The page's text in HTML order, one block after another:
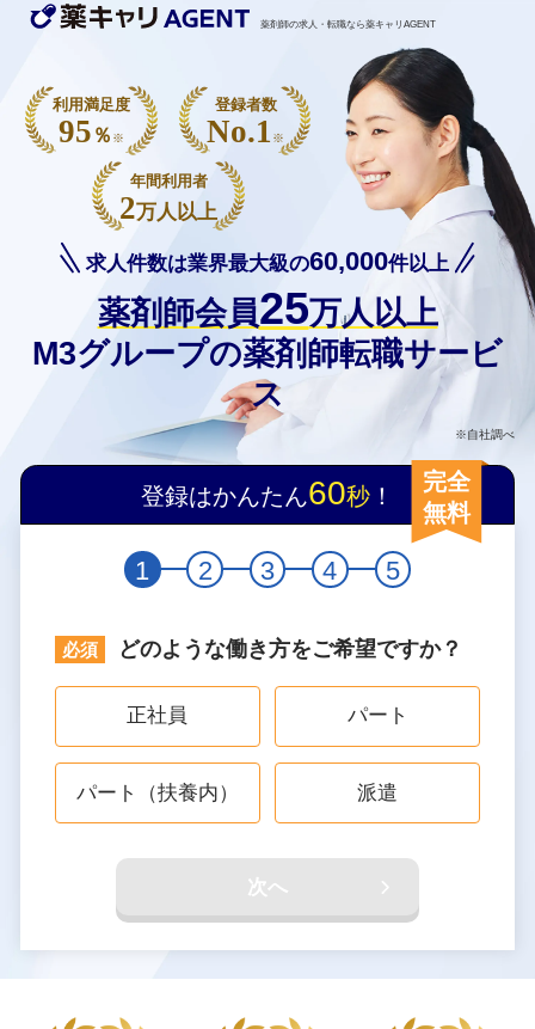
薬剤師の求人・転職なら薬キャリAGENT
求人件数は業界最大級の60,000件以上
薬剤師会員25万人以上
M3グループの薬剤師転職サービ
ス
※自社調べ
利用満足度
95 ％ ※
登録者数
No.1 ※
年間利用者
2万人以上
登録はかんたん60秒 ！
完全
無料
1 2 3 4 5
どのような働き方をご希望ですか？
正社員 パート
パート（扶養内） 派遣
次へ